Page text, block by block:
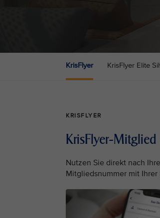
KrisFlyer KrisFlyer Elite
KRISFLYER
KrisFlyer-
Nutzen Sie direkt nach
Mitgliedsnummer mit